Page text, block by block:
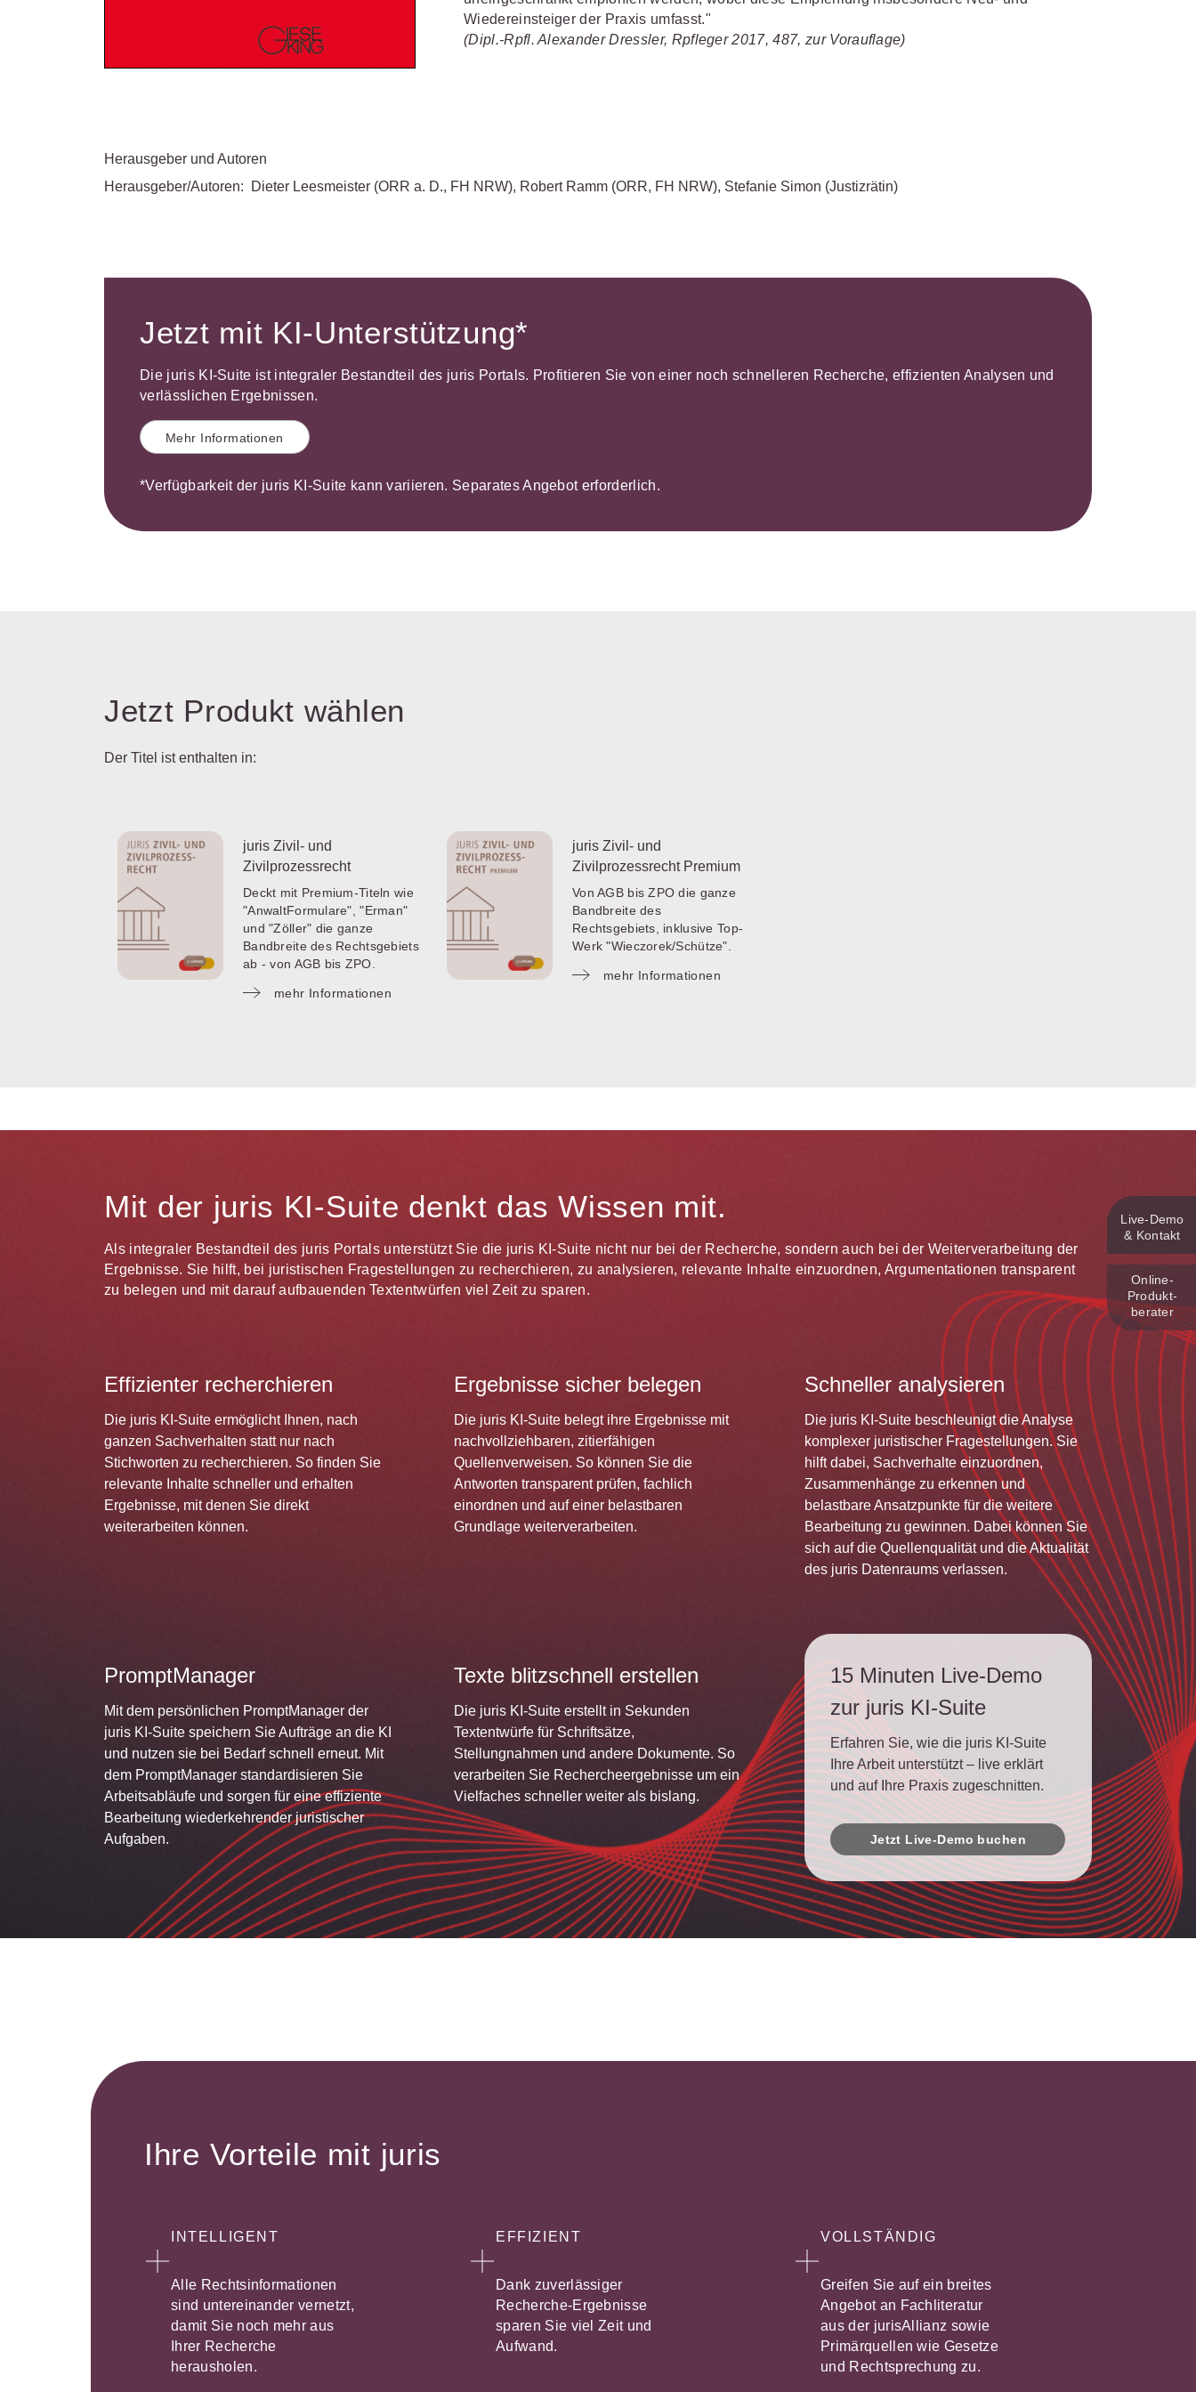
IT-und Medienrecht
Immaterialgüterrecht
Wiedereinsteiger der Praxis umfasst."
(Dipl.-Rpfl. Alexander Dressler, Rpfleger 2017, 487, zur Vorauflage)
Herausgeber und Autoren
Herausgeber/Autoren:
Dieter Leesmeister (ORR a. D., FH NRW), Robert Ramm (ORR, FH NRW), Stefanie Simon (Justizrätin)
Jetzt mit KI-Unterstützung*
Die juris KI-Suite ist integraler Bestandteil des juris Portals. Profitieren Sie von einer noch schnelleren Recherche, effizienten Analysen und
verlässlichen Ergebnissen.
Mehr Informationen
*Verfügbarkeit der juris KI-Suite kann variieren. Separates Angebot erforderlich.
Jetzt Produkt wählen
Der Titel ist enthalten in:
juris Zivil- und
Zivilprozessrecht
Deckt mit Premium-Titeln wie
"AnwaltFormulare", "Erman"
und "Zöller" die ganze
Bandbreite des Rechtsgebiets
ab - von AGB bis ZPO.
mehr Informationen
juris Zivil- und
Zivilprozessrecht Premium
Von AGB bis ZPO die ganze
Bandbreite des
Rechtsgebiets, inklusive Top-
Werk "Wieczorek/Schütze".
mehr Informationen
Mit der juris KI-Suite denkt das Wissen mit.
Als integraler Bestandteil des juris Portals unterstützt Sie die juris KI-Suite nicht nur bei der Recherche, sondern auch bei der Weiterverarbeitung der
Ergebnisse. Sie hilft, bei juristischen Fragestellungen zu recherchieren, zu analysieren, relevante Inhalte einzuordnen, Argumentationen transparent
zu belegen und mit darauf aufbauenden Textentwürfen viel Zeit zu sparen.
Effizienter recherchieren
Die juris KI-Suite ermöglicht Ihnen, nach
ganzen Sachverhalten statt nur nach
Stichworten zu recherchieren. So finden Sie
relevante Inhalte schneller und erhalten
Ergebnisse, mit denen Sie direkt
weiterarbeiten können.
Ergebnisse sicher belegen
Die juris KI-Suite belegt ihre Ergebnisse mit
nachvollziehbaren, zitierfähigen
Quellenverweisen. So können Sie die
Antworten transparent prüfen, fachlich
einordnen und auf einer belastbaren
Grundlage weiterverarbeiten.
Schneller analysieren
Die juris KI-Suite beschleunigt die Analyse
komplexer juristischer Fragestellungen. Sie
hilft dabei, Sachverhalte einzuordnen,
Zusammenhänge zu erkennen und
belastbare Ansatzpunkte für die weitere
Bearbeitung zu gewinnen. Dabei können Sie
sich auf die Quellenqualität und die Aktualität
des juris Datenraums verlassen.
PromptManager
Mit dem persönlichen PromptManager der
juris KI-Suite speichern Sie Aufträge an die KI
und nutzen sie bei Bedarf schnell erneut. Mit
dem PromptManager standardisieren Sie
Arbeitsabläufe und sorgen für eine effiziente
Bearbeitung wiederkehrender juristischer
Aufgaben.
Texte blitzschnell erstellen
Die juris KI-Suite erstellt in Sekunden
Textentwürfe für Schriftsätze,
Stellungnahmen und andere Dokumente. So
verarbeiten Sie Rechercheergebnisse um ein
Vielfaches schneller weiter als bislang.
15 Minuten Live-Demo
zur juris KI-Suite
Erfahren Sie, wie die juris KI-Suite
Ihre Arbeit unterstützt – live erklärt
und auf Ihre Praxis zugeschnitten.
Jetzt Live-Demo buchen
Ihre Vorteile mit juris
INTELLIGENT
Alle Rechtsinformationen
sind untereinander vernetzt,
damit Sie noch mehr aus
Ihrer Recherche
herausholen.
EFFIZIENT
Dank zuverlässiger
Recherche-Ergebnisse
sparen Sie viel Zeit und
Aufwand.
VOLLSTÄNDIG
Greifen Sie auf ein breites
Angebot an Fachliteratur
aus der jurisAllianz sowie
Primärquellen wie Gesetze
und Rechtsprechung zu.
Live‑Demo
& Kontakt
Online-
Produkt­
berater